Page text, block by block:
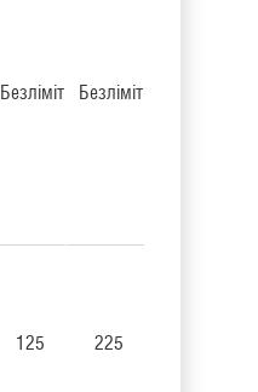
Безліміт Безліміт
125 225